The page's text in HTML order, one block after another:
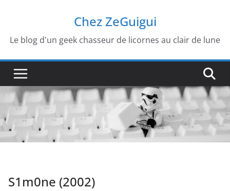
contenu
Chez ZeGuigui
Le blog d'un geek chasseur de licornes au clair de lune
S1m0ne (2002)